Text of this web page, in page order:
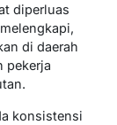
diperluas
di daerah
pekerja
konsistensi